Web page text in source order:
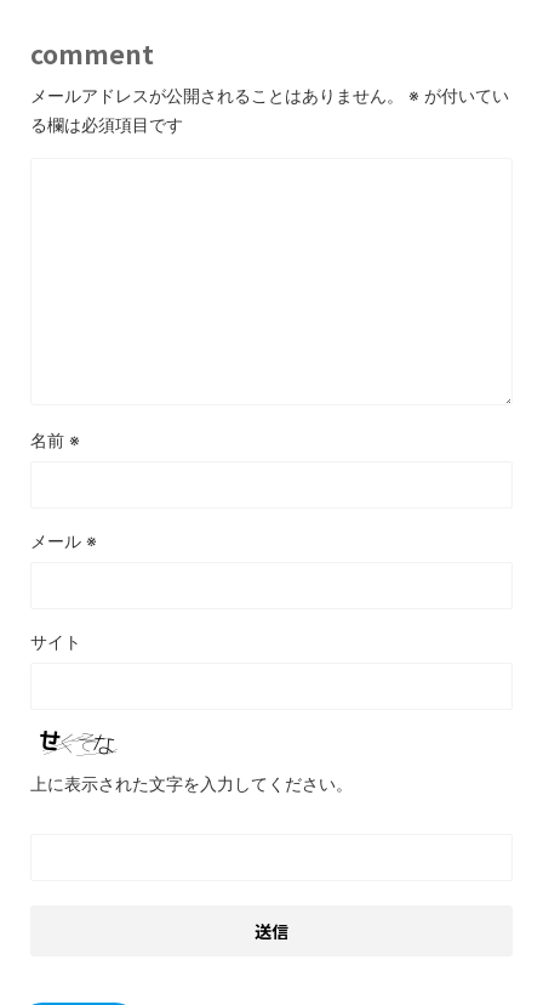
comment
メールアドレスが公開されることはありません。 ※ が付いてい
る欄は必須項目です
名前 ※
メール ※
サイト
上に表示された文字を入力してください。